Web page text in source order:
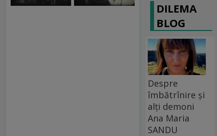
DILEMA
BLOG
Despre
îmbătrînire și
alți demoni
Ana Maria
SANDU